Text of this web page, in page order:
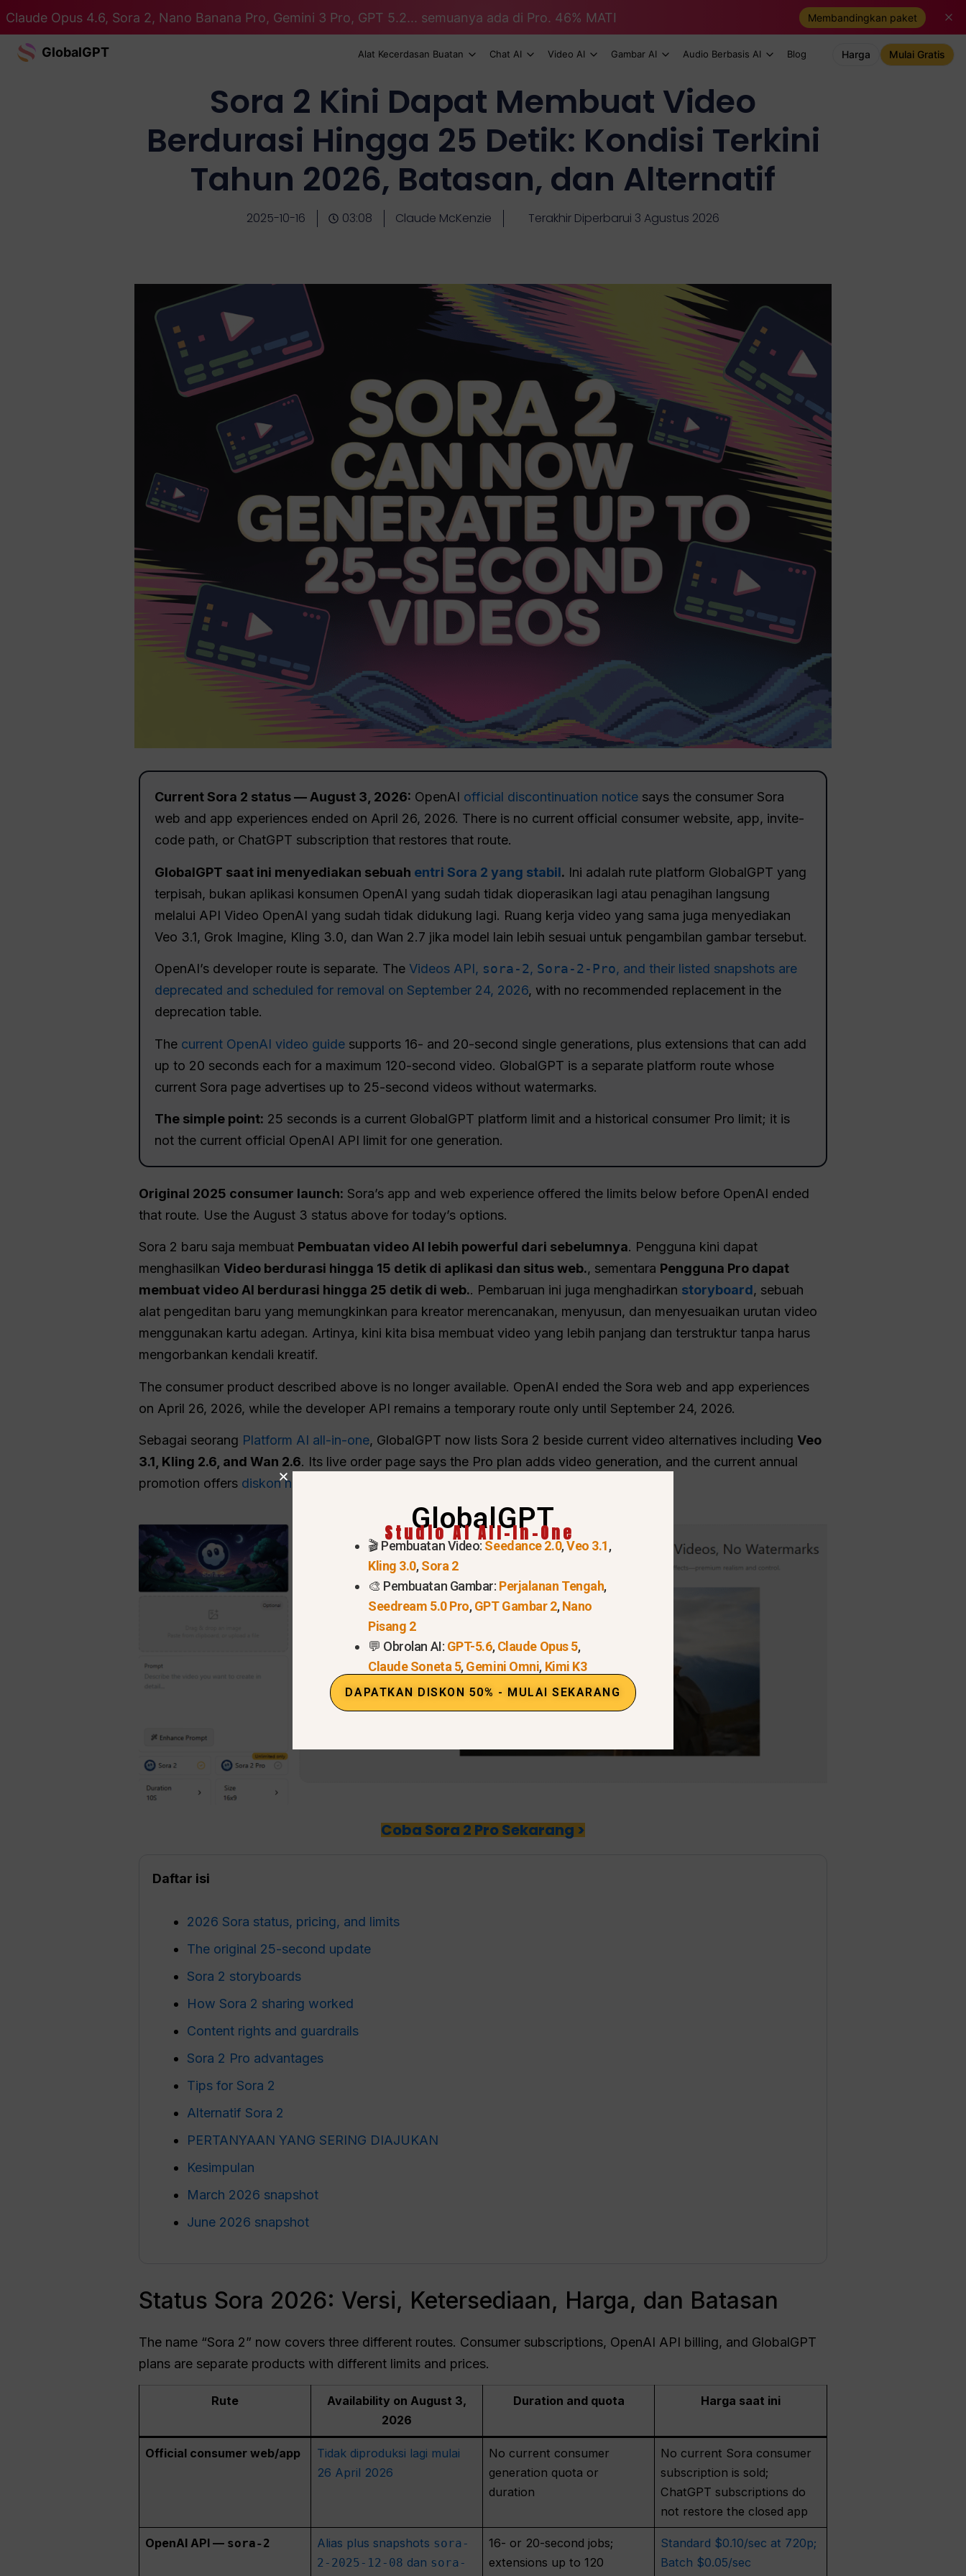
Claude Opus 4.6, Sora 2, Nano Banana Pro, Gemini 3 Pro, GPT 5.2... semuanya ada di Pro. 46% MATI Membandingkan paket
GlobalGPT Alat Kecerdasan Buatan Chat AI Video AI Gambar AI Audio Berbasis AI Blog Harga Mulai Gratis
Sora 2 Kini Dapat Membuat Video
Berdurasi Hingga 25 Detik: Kondisi Terkini
Tahun 2026, Batasan, dan Alternatif
2025-10-16 03:08 Claude McKenzie Terakhir Diperbarui 3 Agustus 2026
Current Sora 2 status — August 3, 2026: OpenAI official discontinuation notice says the consumer Sora
web and app experiences ended on April 26, 2026. There is no current official consumer website, app, invite-
code path, or ChatGPT subscription that restores that route.
GlobalGPT saat ini menyediakan sebuah entri Sora 2 yang stabil. Ini adalah rute platform GlobalGPT yang
terpisah, bukan aplikasi konsumen OpenAI yang sudah tidak dioperasikan lagi atau penagihan langsung
melalui API Video OpenAI yang sudah tidak didukung lagi. Ruang kerja video yang sama juga menyediakan
Veo 3.1, Grok Imagine, Kling 3.0, dan Wan 2.7 jika model lain lebih sesuai untuk pengambilan gambar tersebut.
OpenAI’s developer route is separate. The Videos API, sora-2, Sora-2-Pro, and their listed snapshots are
deprecated and scheduled for removal on September 24, 2026, with no recommended replacement in the
deprecation table.
The current OpenAI video guide supports 16- and 20-second single generations, plus extensions that can add
up to 20 seconds each for a maximum 120-second video. GlobalGPT is a separate platform route whose
current Sora page advertises up to 25-second videos without watermarks.
The simple point: 25 seconds is a current GlobalGPT platform limit and a historical consumer Pro limit; it is
not the current official OpenAI API limit for one generation.
Original 2025 consumer launch: Sora’s app and web experience offered the limits below before OpenAI ended
that route. Use the August 3 status above for today’s options.
Sora 2 baru saja membuat Pembuatan video AI lebih powerful dari sebelumnya. Pengguna kini dapat
menghasilkan Video berdurasi hingga 15 detik di aplikasi dan situs web., sementara Pengguna Pro dapat
membuat video AI berdurasi hingga 25 detik di web.. Pembaruan ini juga menghadirkan storyboard, sebuah
alat pengeditan baru yang memungkinkan para kreator merencanakan, menyusun, dan menyesuaikan urutan video
menggunakan kartu adegan. Artinya, kini kita bisa membuat video yang lebih panjang dan terstruktur tanpa harus
mengorbankan kendali kreatif.
The consumer product described above is no longer available. OpenAI ended the Sora web and app experiences
on April 26, 2026, while the developer API remains a temporary route only until September 24, 2026.
Sebagai seorang Platform AI all-in-one, GlobalGPT now lists Sora 2 beside current video alternatives including Veo
3.1, Kling 2.6, and Wan 2.6. Its live order page says the Pro plan adds video generation, and the current annual
promotion offers diskon hingga
Coba Sora 2 Pro Sekarang >
Daftar isi
2026 Sora status, pricing, and limits
The original 25-second update
Sora 2 storyboards
How Sora 2 sharing worked
Content rights and guardrails
Sora 2 Pro advantages
Tips for Sora 2
Alternatif Sora 2
PERTANYAAN YANG SERING DIAJUKAN
Kesimpulan
March 2026 snapshot
June 2026 snapshot
Status Sora 2026: Versi, Ketersediaan, Harga, dan Batasan
The name “Sora 2” now covers three different routes. Consumer subscriptions, OpenAI API billing, and GlobalGPT
plans are separate products with different limits and prices.
Rute
Availability on August 3,
2026
Duration and quota Harga saat ini
Official consumer web/app
Tidak diproduksi lagi mulai
26 April 2026
No current consumer
generation quota or
duration
No current Sora consumer
subscription is sold;
ChatGPT subscriptions do
not restore the closed app
OpenAI API — sora-2 Alias plus snapshots sora-
2-2025-12-08 dan sora-
16- or 20-second jobs;
extensions up to 120
Standard $0.10/sec at 720p;
Batch $0.05/sec
GlobalGPT
Studio AI All-In-One
🎬 Pembuatan Video: Seedance 2.0,Veo 3.1,
Kling 3.0,Sora 2
🎨 Pembuatan Gambar: Perjalanan Tengah,
Seedream 5.0 Pro,GPT Gambar 2,Nano
Pisang 2
💬 Obrolan AI: GPT-5.6,Claude Opus 5,
Claude Soneta 5,Gemini Omni, Kimi K3
DAPATKAN DISKON 50% - MULAI SEKARANG